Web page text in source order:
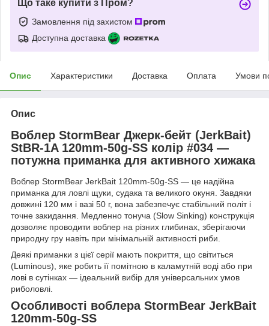
Що таке купити з Пром?
Замовлення під захистом
Доступна доставка
Опис Характеристики Доставка Оплата Умови
Опис
Воблер StormBear Джерк-бейт (JerkBait)
StBR-1A 120mm-50g-SS колір #034 —
потужна приманка для активного хижака
Воблер StormBear JerkBait 120mm-50g-SS — це надійна
приманка для ловлі щуки, судака та великого окуня. Завдяки
довжині 120 мм і вазі 50 г, вона забезпечує стабільний політ і
точне закидання. Медленно тонуча (Slow Sinking) конструкція
дозволяє проводити воблер на різних глибинах, зберігаючи
природну гру навіть при мінімальній активності риби.
Деякі приманки з цієї серії мають покриття, що світиться
(Luminous), яке робить її помітною в каламутній воді або при
лові в сутінках — ідеальний вибір для універсальних умов
риболовлі.
Особливості воблера StormBear JerkBait
120mm-50g-SS